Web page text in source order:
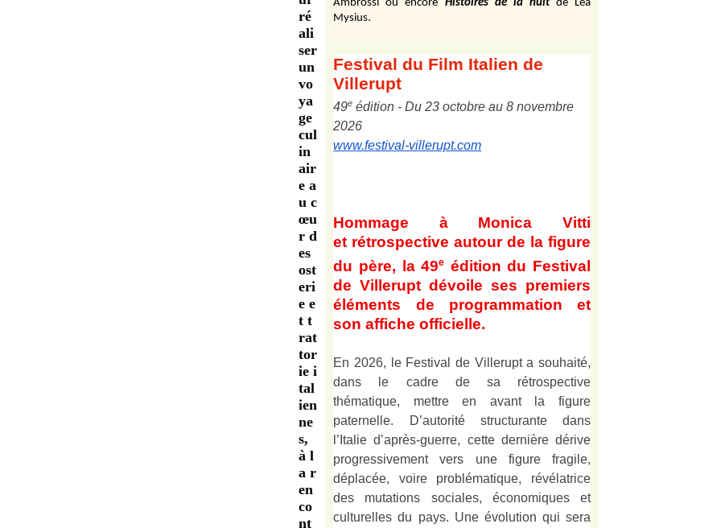
ré
ali
ser
un
vo
ya
ge
cul
in
air
e a
u c
œu
r d
es
ost
eri
e e
t t
rat
tor
ie i
tal
ien
ne
s,
à l
a r
en
co
nt
Ambrossi ou encore Histoires de la nuit de Léa
Mysius.
Festival du Film Italien de
Villerupt
49e édition - Du 23 octobre au 8 novembre
2026
www.festival-villerupt.com
Hommage à Monica Vitti
et rétrospective autour de la figure
du père, la 49e édition du Festival
de Villerupt dévoile ses premiers
éléments de programmation et
son affiche officielle.
En 2026, le Festival de Villerupt a souhaité,
dans le cadre de sa rétrospective
thématique, mettre en avant la figure
paternelle. D’autorité structurante dans
l’Italie d’après-guerre, cette dernière dérive
progressivement vers une figure fragile,
déplacée, voire problématique, révélatrice
des mutations sociales, économiques et
culturelles du pays. Une évolution qui sera